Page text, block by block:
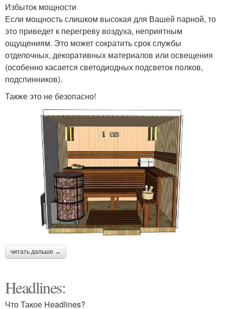
Избыток мощности
Если мощность слишком высокая для Вашей парной, то
это приведет к перегреву воздуха, неприятным
ощущениям. Это может сократить срок службы
отделочных, декоративных материалов или освещения
(особенно касается светодиодных подсветок полков,
подспинников).
Также это не безопасно!
читать дальше →
Headlines:
Что Такое Headlines?